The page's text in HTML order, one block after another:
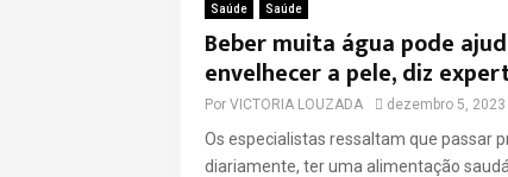
Saúde Saúde
Beber muita água pode
envelhecer a pele, diz
Por VICTORIA LOUZADA dezembro 5, 2023
Os especialistas ressaltam que passar
diariamente, ter uma alimentação